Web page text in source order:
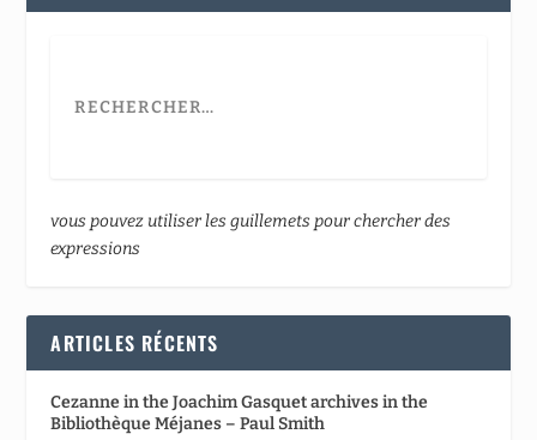
vous pouvez utiliser les guillemets pour chercher des
expressions
ARTICLES RÉCENTS
Cezanne in the Joachim Gasquet archives in the
Bibliothèque Méjanes – Paul Smith